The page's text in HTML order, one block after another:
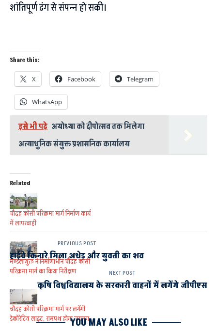
शांतिपूर्ण ढंग से संपन्न हो सकी।
Share this:
X Facebook Telegram
WhatsApp
इसे भी पढ़े अयोध्या को दीपोत्सव तक मिलेगा
अत्याधुनिक संयुक्त प्रशासनिक कार्यालय
Related
चौदह कोसी परिक्रमा मार्ग निर्माण कार्य
में लापरवाही
मण्डलायुक्त ने निर्माणाधीन चौदह कोसी
परिक्रमा मार्ग का किया निरीक्षण
चौदह कोसी परिक्रमा मार्ग पर लगेंगी
डेकोरेटिव लाइट, रामपथ होगा जगमग
PREVIOUS POST
हाईवे किनारे मिला अधेड़ और युवती का शव
NEXT POST
कृषि विश्वविद्यालय के सरकारी वाहनों में लगेंगे जीपीएस
YOU MAY ALSO LIKE